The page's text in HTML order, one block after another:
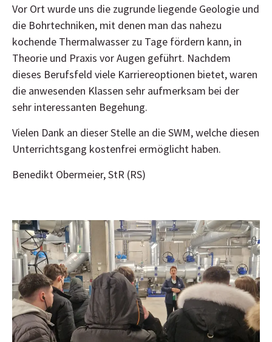
Vor Ort wurde uns die zugrunde liegende Geologie und
die Bohrtechniken, mit denen man das nahezu
kochende Thermalwasser zu Tage fördern kann, in
Theorie und Praxis vor Augen geführt. Nachdem
dieses Berufsfeld viele Karriereoptionen bietet, waren
die anwesenden Klassen sehr aufmerksam bei der
sehr interessanten Begehung.
Vielen Dank an dieser Stelle an die SWM, welche diesen
Unterrichtsgang kostenfrei ermöglicht haben.
Benedikt Obermeier, StR (RS)